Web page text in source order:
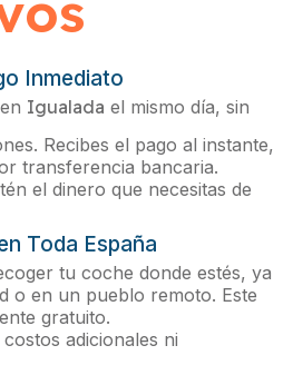
Inmediato
Igualada el mismo día, sin
Recibes el pago al instante,
transferencia bancaria.
el dinero que necesitas de
Toda España
tu coche donde estés, ya
o en un pueblo remoto. Este
gratuito.
adicionales ni